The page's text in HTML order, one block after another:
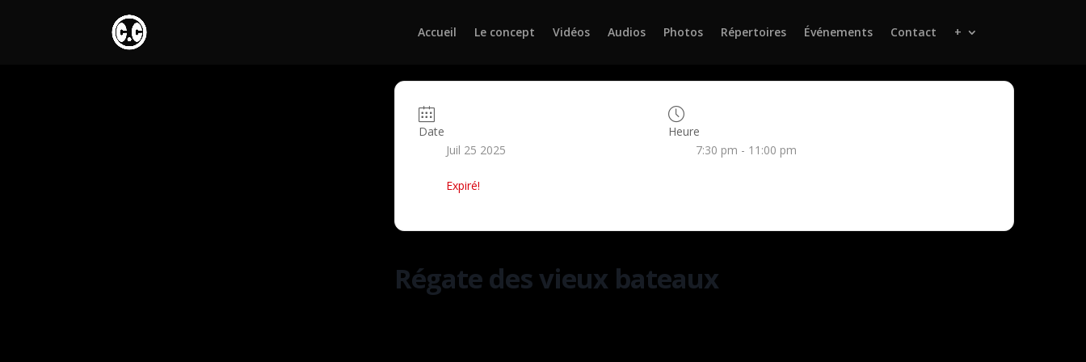
Accueil Le concept Vidéos Audios Photos Répertoires Événements Contact +
Date
Juil 25 2025
Expiré!
Heure
7:30 pm - 11:00 pm
Régate des vieux bateaux